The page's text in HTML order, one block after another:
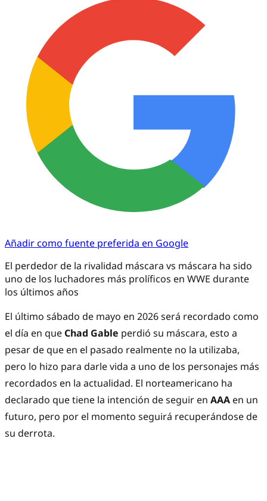
Añadir como fuente preferida en Google
El perdedor de la rivalidad máscara vs máscara ha sido
uno de los luchadores más prolíficos en WWE durante
los últimos años
El último sábado de mayo en 2026 será recordado como
el día en que Chad Gable perdió su máscara, esto a
pesar de que en el pasado realmente no la utilizaba,
pero lo hizo para darle vida a uno de los personajes más
recordados en la actualidad. El norteamericano ha
declarado que tiene la intención de seguir en AAA en un
futuro, pero por el momento seguirá recuperándose de
su derrota.